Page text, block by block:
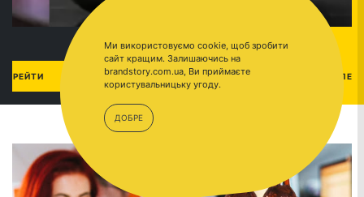
ПРОДУКТ
Ми використовуємо cookie, щоб зробити
сайт кращим. Залишаючись на
brandstory.com.ua, Ви приймаєте
користувальницьку угоду.
ДОБРЕ